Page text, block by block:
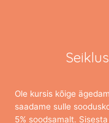
Ole kursis kõige
saadame sulle
5% soodsamalt.